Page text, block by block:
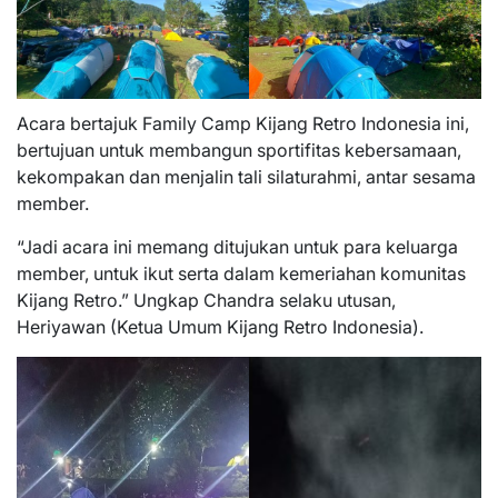
Acara bertajuk Family Camp Kijang Retro Indonesia ini,
bertujuan untuk membangun sportifitas kebersamaan,
kekompakan dan menjalin tali silaturahmi, antar sesama
member.
“Jadi acara ini memang ditujukan untuk para keluarga
member, untuk ikut serta dalam kemeriahan komunitas
Kijang Retro.” Ungkap Chandra selaku utusan,
Heriyawan (Ketua Umum Kijang Retro Indonesia).